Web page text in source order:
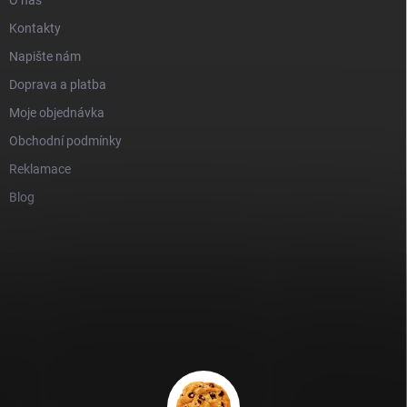
Kontakty
Napište nám
Doprava a platba
Moje objednávka
Obchodní podmínky
Reklamace
Blog